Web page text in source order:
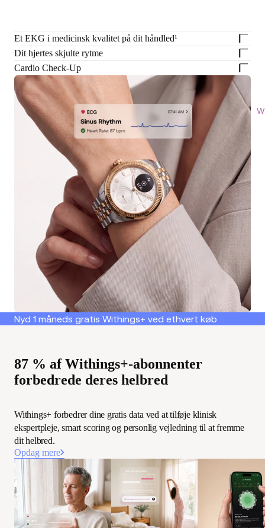
Et EKG i medicinsk kvalitet på dit håndled¹
Dit hjertes skjulte rytme
Cardio Check-Up
Nyd 1 måneds gratis Withings+ ved ethvert køb
87 % af Withings+-abonnenter
forbedrede deres helbred
Withings+ forbedrer dine gratis data ved at tilføje klinisk
ekspertpleje, smart scoring og personlig vejledning til at fremme
dit helbred.
Opdag mere